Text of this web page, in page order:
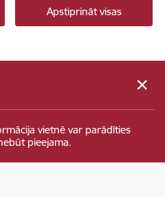
Apstiprināt visas
vietnē var parādīties
pieejama.